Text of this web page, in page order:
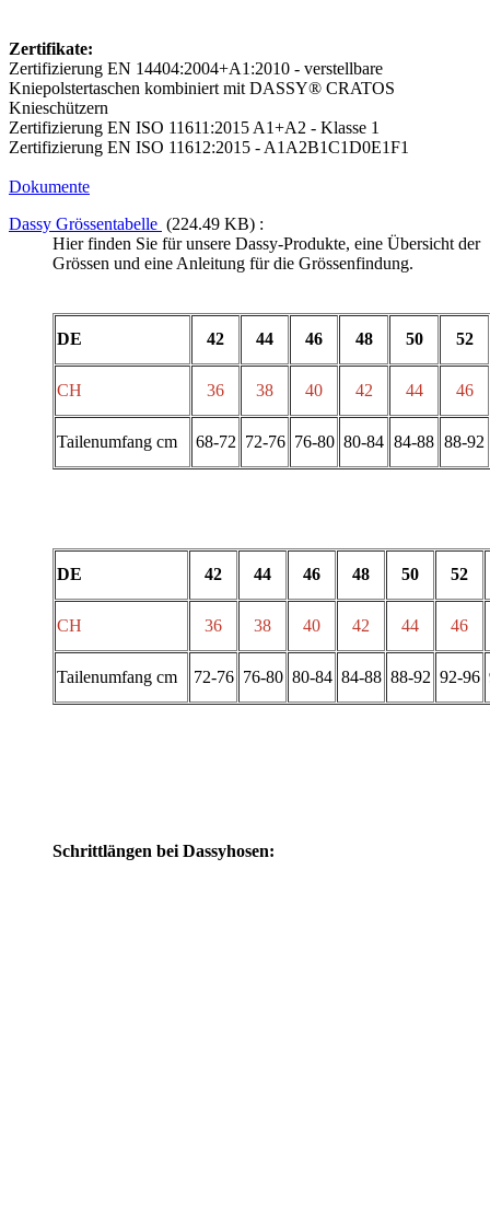
Zertifikate:
Zertifizierung EN 14404:2004+A1:2010 - verstellbare
Kniepolstertaschen kombiniert mit DASSY® CRATOS
Knieschützern
Zertifizierung EN ISO 11611:2015 A1+A2 - Klasse 1
Zertifizierung EN ISO 11612:2015 - A1A2B1C1D0E1F1
Dokumente
Dassy Grössentabelle (224.49 KB) :
Hier finden Sie für unsere Dassy-Produkte, eine Übersicht der
Grössen und eine Anleitung für die Grössenfindung.
DE 42 44 46 48 50 52
CH 36 38 40 42 44 46
Tailenumfang cm 68-72 72-76 76-80 80-84 84-88 88-92
DE 42 44 46 48 50 52
CH 36 38 40 42 44 46
Tailenumfang cm 72-76 76-80 80-84 84-88 88-92 92-96
Schrittlängen bei Dassyhosen: